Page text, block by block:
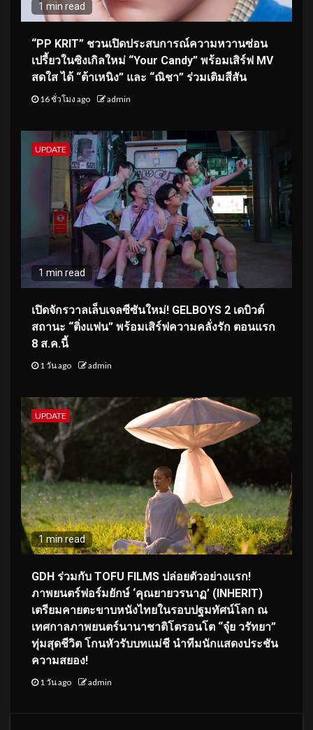
1 min read
“PP KRIT” ชวนเปิดประสบการณ์ความหวานซ่อน
เปรี้ยวในซิงเกิลใหม่ “Your Candy” พร้อมเสิร์ฟ MV
สดใส ได้ “ต้าเหนิง” และ “ณิชา” ร่วมเติมสีสัน
16 ชั่วโมง ago admin
UPDATE
1 min read
เปิดจักรวาลเล็บเจลซีซันใหม่! GELBOYS 2 เดบิวต์
สถานะ “ติ่งแฟน” พร้อมเสิร์ฟความคลั่งรัก ตอนแรก
8 ส.ค.นี้
1 วัน ago admin
UPDATE
1 min read
GDH ร่วมกับ TOFU FILMS ปล่อยตัวอย่างแรก!
ภาพยนตร์ฟอร์มยักษ์ ‘คุณยายวรนาฏ’ (INHERIT)
เตรียมคายตะขาบหนังไทยในรอบปฐมทัศน์โลก ณ
เทศกาลภาพยนตร์นานาชาติโตรอนโต “จุ๋ย วรัทยา”
ทุ่มสุดชีวิต โกนหัวรับบทแม่ชี นำทีมนักแสดงประชัน
ความสยอง!
1 วัน ago admin